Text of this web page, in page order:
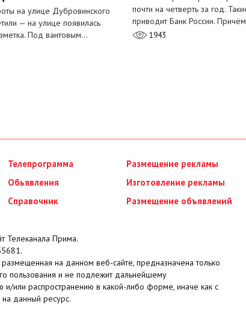
на улице Дубровинского
— на улице появилась
Под вантовым…
почти на четверть за год.
приводит Банк России.
1943
Телепрограмма
Обьявления
Справочник
Размещение рекламы
Изготовление рекламы
Размещение объявлений
Телеканала Прима.
на данном веб-сайте, предназначена только
пользования и не подлежит дальнейшему
и/или распространению в какой-либо форме, иначе как с
на данный ресурс.